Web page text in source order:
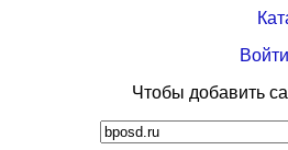
Чтобы добавить